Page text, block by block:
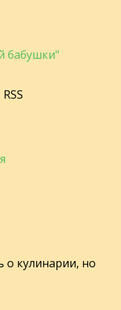
бабушки"
RSS
о кулинарии, но